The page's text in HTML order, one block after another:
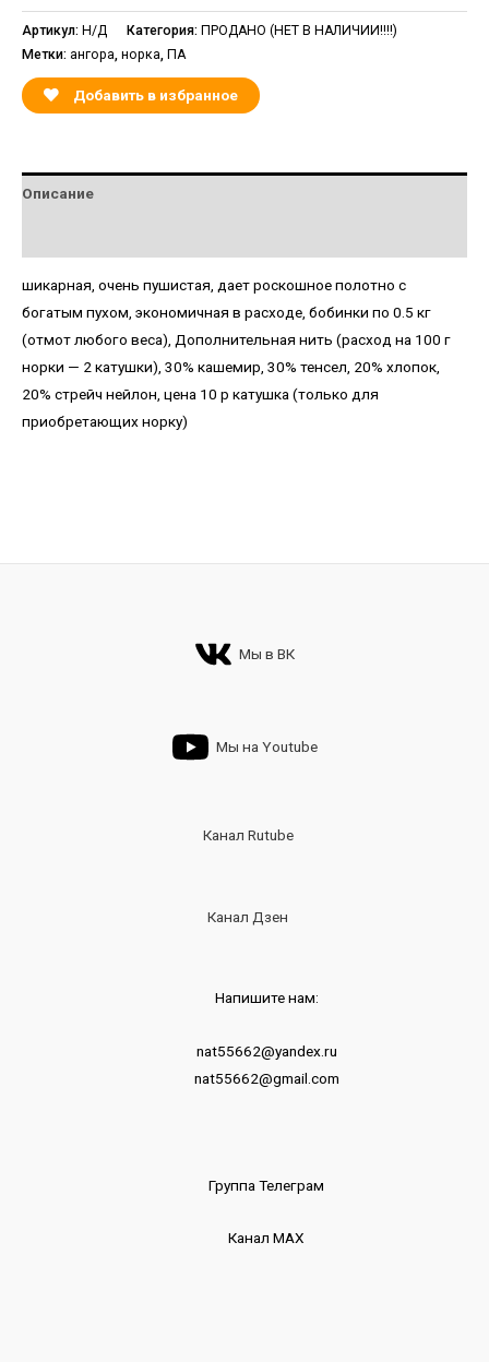
Артикул: Н/Д Категория: ПРОДАНО (НЕТ В НАЛИЧИИ!!!!)
Метки: ангора норка ПА
Добавить в избранное
Описание
шикарная, очень пушистая, дает роскошное полотно с
богатым пухом, экономичная в расходе, бобинки по 0.5 кг
(отмот любого веса), Дополнительная нить (расход на 100 г
норки — 2 катушки), 30% кашемир, 30% тенсел, 20% хлопок,
20% стрейч нейлон, цена 10 р катушка (только для
приобретающих норку)
Мы в ВК
Мы на Youtube
Канал Rutube
Канал Дзен
Напишите нам:
nat55662@yandex.ru
nat55662@gmail.com
Группа Телеграм
Канал МАХ